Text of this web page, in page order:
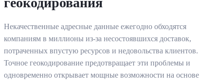
Некачественные адресные данные ежегодно обходятся
компаниям в миллионы из-за несостоявшихся доставок,
потраченных впустую ресурсов и недовольства клиентов.
Точное геокодирование предотвращает эти проблемы и
одновременно открывает мощные возможности на основе